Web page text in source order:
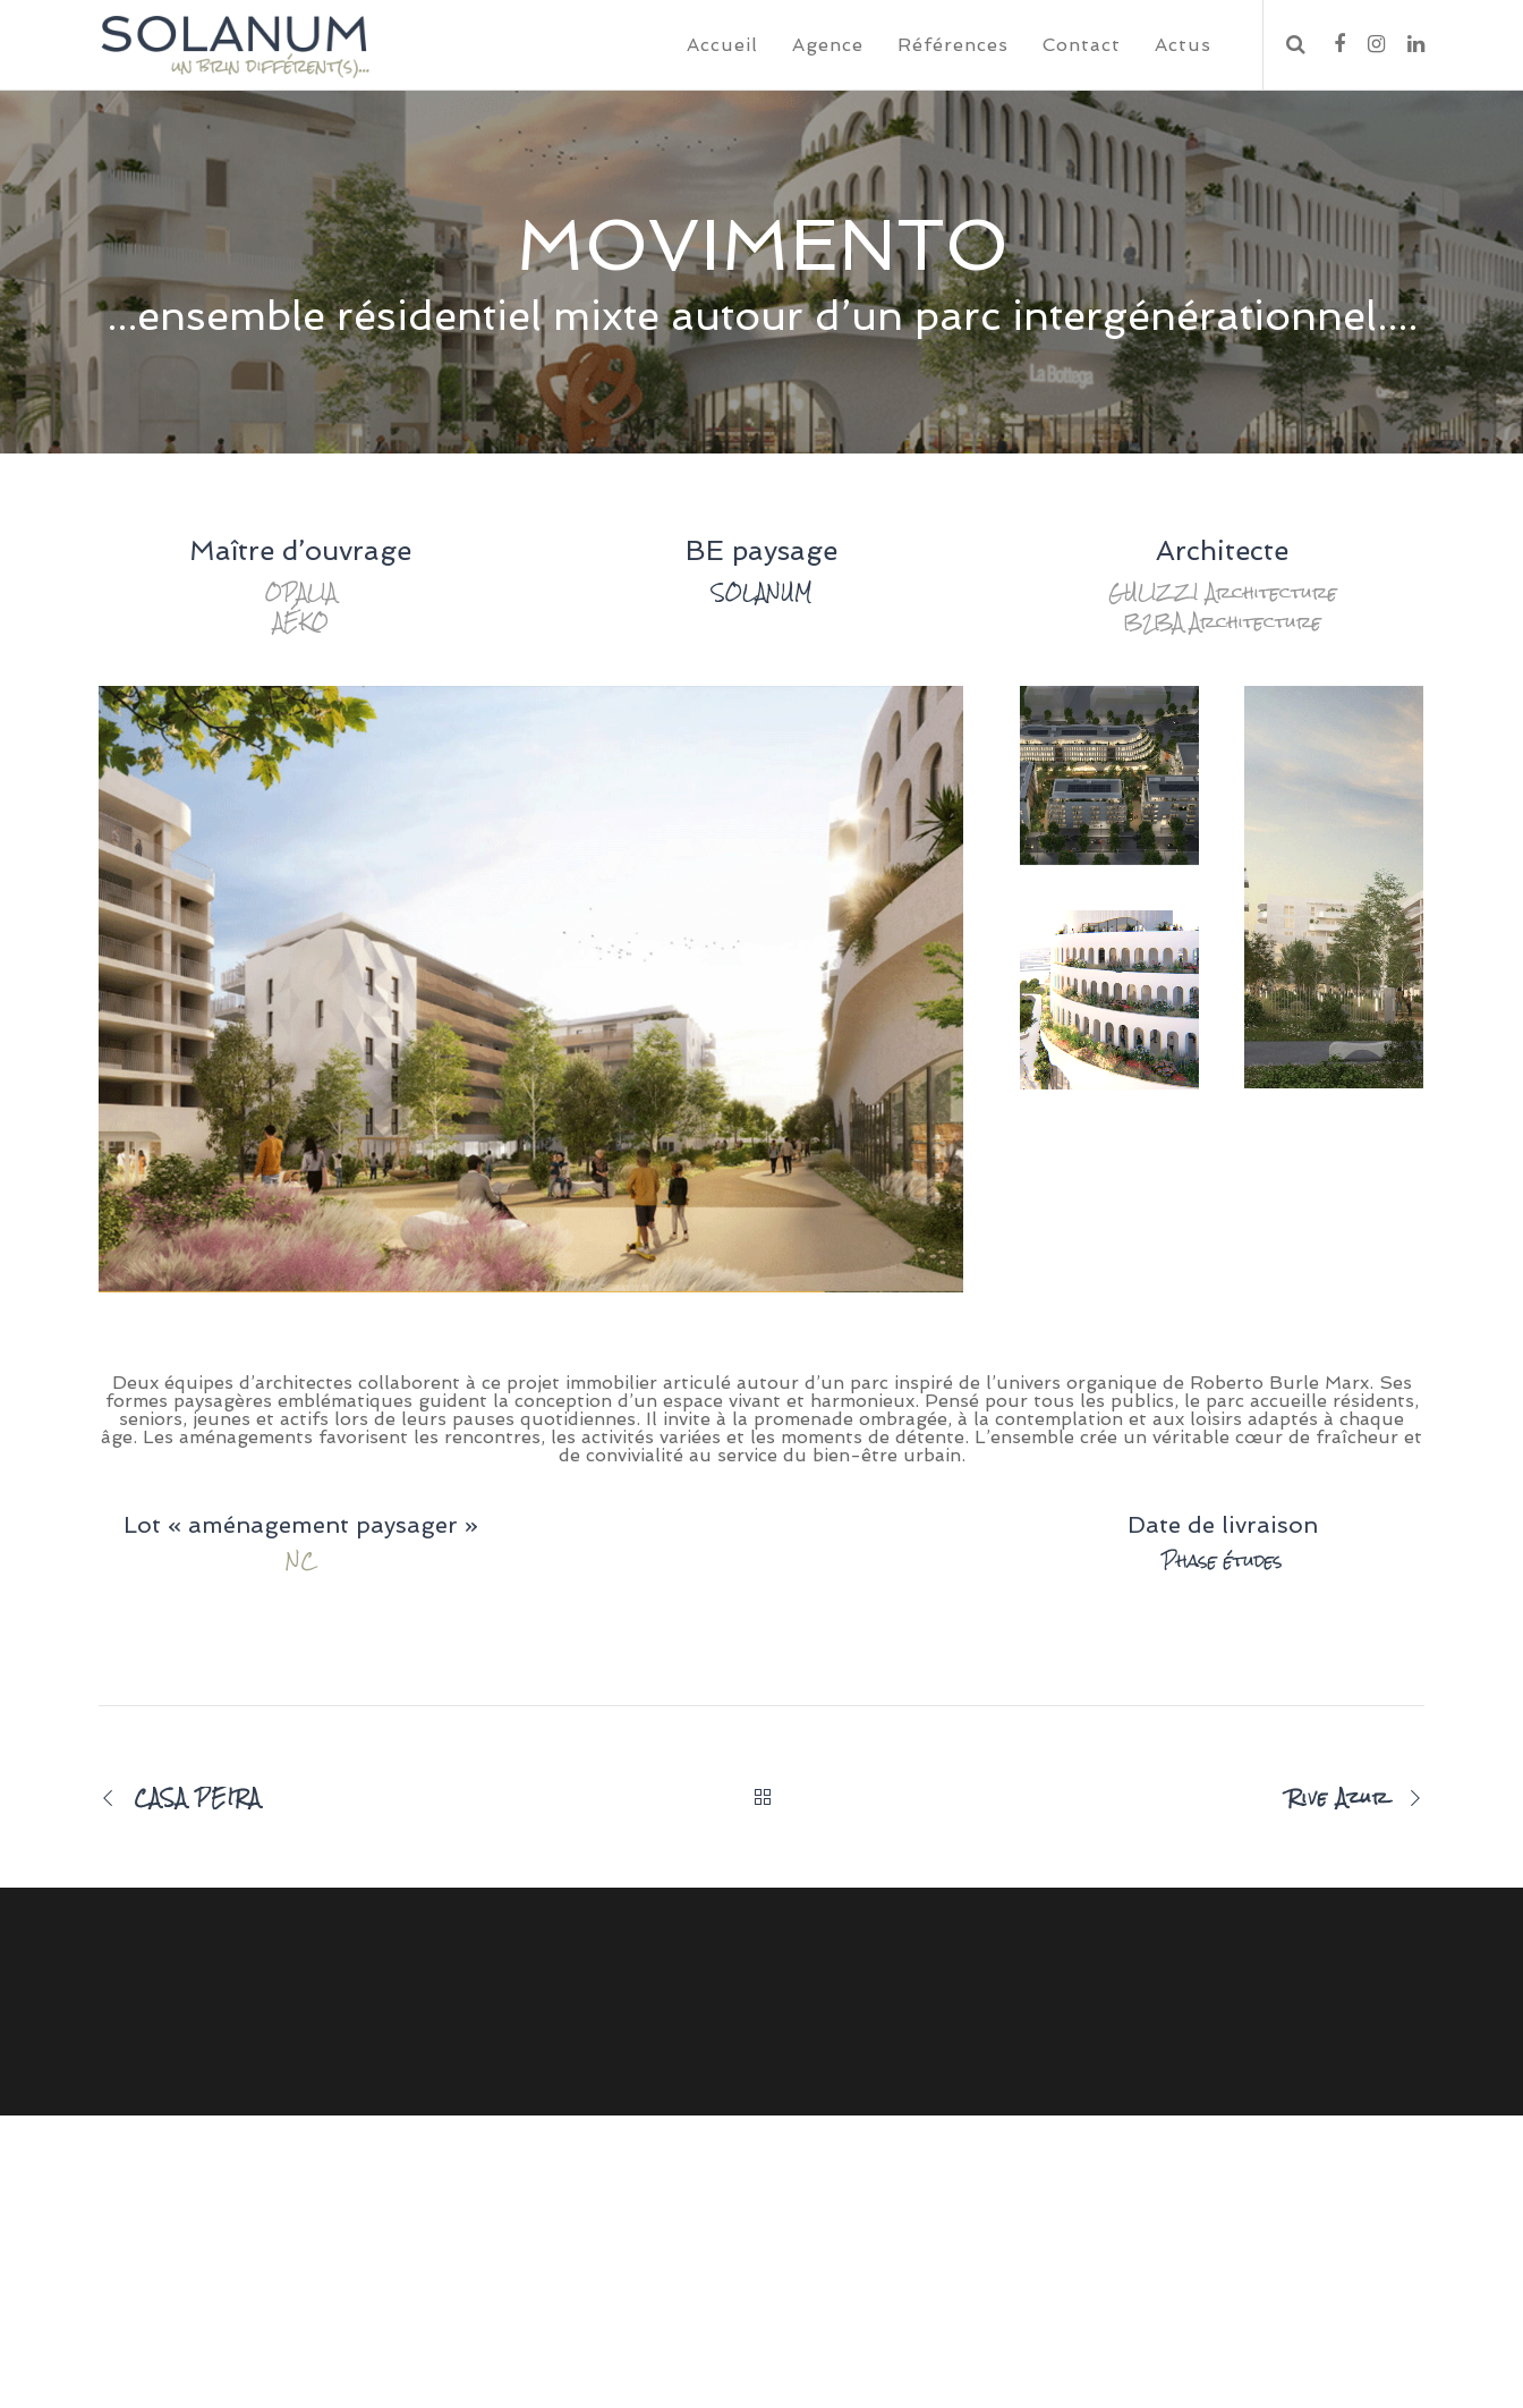
Accueil Agence Références Contact Actus
MOVIMENTO
...ensemble résidentiel mixte autour d’un parc intergénérationnel....
Maître d’ouvrage
OPALIA
AÉKO
BE paysage
SOLANUM
Architecte
GULIZZI Architecture
B2BA Architecture
Deux équipes d’architectes collaborent à ce projet immobilier articulé autour d’un parc inspiré de l’univers organique de Roberto Burle Marx. Ses
formes paysagères emblématiques guident la conception d’un espace vivant et harmonieux. Pensé pour tous les publics, le parc accueille résidents,
seniors, jeunes et actifs lors de leurs pauses quotidiennes. Il invite à la promenade ombragée, à la contemplation et aux loisirs adaptés à chaque
âge. Les aménagements favorisent les rencontres, les activités variées et les moments de détente. L’ensemble crée un véritable cœur de fraîcheur et
de convivialité au service du bien-être urbain.
Lot « aménagement paysager »
NC
Date de livraison
Phase études
CASA PEIRA Rive Azur